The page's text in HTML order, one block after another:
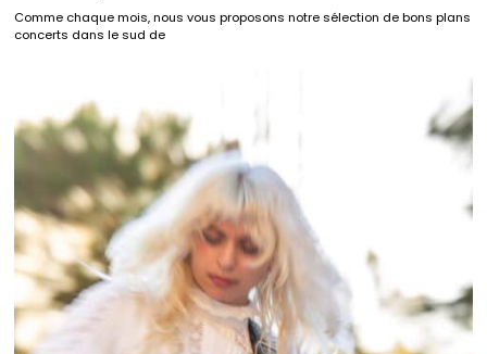
Comme chaque mois, nous vous proposons notre sélection de bons plans
concerts dans le sud de